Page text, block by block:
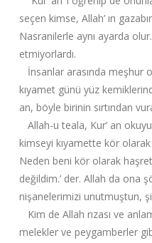
seçen kimse, Allah’ ın
Nasranilerle aynı ayarda
etmiyorlardı.
İnsanlar arasında meşhur
kıyamet günü yüz
an, böyle birinin sırtından
Allah-u teala, Kur’ an
kimseyi kıyamette kör olarak
Neden beni kör olarak
değildim.’ der. Allah da ona
nişanelerimizi unutmuştun,
Kim de Allah rızası ve
melekler ve peygamberler